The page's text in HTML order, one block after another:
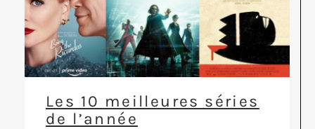
Les 10 meilleures séries
de l’année